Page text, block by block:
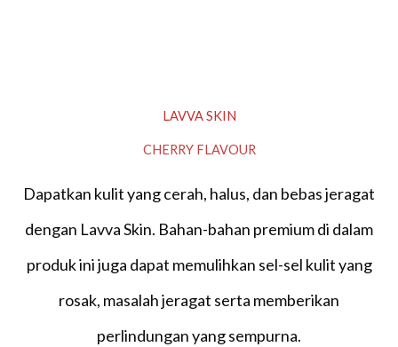
LAVVA SKIN
CHERRY FLAVOUR
Dapatkan kulit yang cerah, halus, dan bebas jeragat
dengan Lavva Skin. Bahan-bahan premium di dalam
produk ini juga dapat memulihkan sel-sel kulit yang
rosak, masalah jeragat serta memberikan
perlindungan yang sempurna.